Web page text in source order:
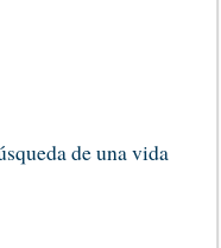
de una vida